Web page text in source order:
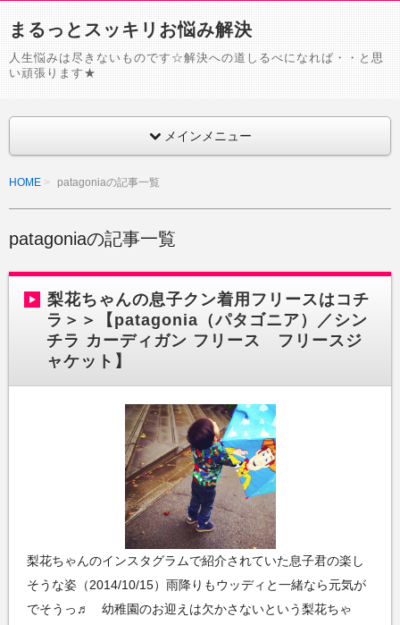
まるっとスッキリお悩み解決
人生悩みは尽きないものです☆解決への道しるべになれば・・と思
い頑張ります★
メインメニュー
HOME patagoniaの記事一覧
patagoniaの記事一覧
梨花ちゃんの息子クン着用フリースはコチ
ラ＞＞【patagonia（パタゴニア）／シン
チラ カーディガン フリース フリースジ
ャケット】
梨花ちゃんのインスタグラムで紹介されていた息子君の楽し
そうな姿（2014/10/15）雨降りもウッディと一緒なら元気が
でそうっ♬ 幼稚園のお迎えは欠かさないという梨花ちゃ